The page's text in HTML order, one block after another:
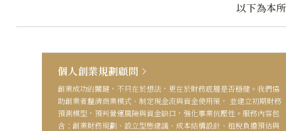
以下為本
個人創業規劃顧問
創業成功的關鍵，不只在於想法，更在於財務底層是否穩健。我們協
助創業者釐清商業模式、制定現金流與資金使用策， 並建立初期財務
預測模型，預判營運風險與資金缺口，強化事業抗壓性。服務內容包
含：創業財務規劃、設立型態建議、成本結構設計、租稅負擔預估與